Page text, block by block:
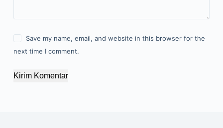
Save my name, email, and website in this browser for the
next time I comment.
Kirim Komentar